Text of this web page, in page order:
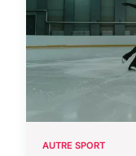
AUTRE SPORT